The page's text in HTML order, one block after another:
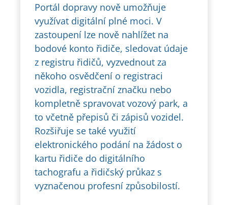
Portál dopravy nově umožňuje
využívat digitální plné moci. V
zastoupení lze nově nahlížet na
bodové konto řidiče, sledovat údaje
z registru řidičů, vyzvednout za
někoho osvědčení o registraci
vozidla, registrační značku nebo
kompletně spravovat vozový park, a
to včetně přepisů či zápisů vozidel.
Rozšiřuje se také využití
elektronického podání na žádost o
kartu řidiče do digitálního
tachografu a řidičský průkaz s
vyznačenou profesní způsobilostí.